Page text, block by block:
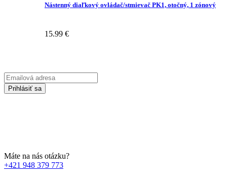
Nástenný diaľkový ovládač/stmievač PK1, otočný, 1 zónový
15.99 €
Emailová
adresa
Prihlásiť sa
Máte na nás otázku?
+421 948 379 773